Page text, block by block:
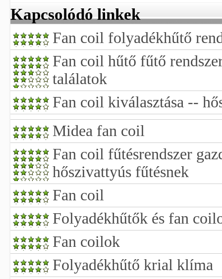
Kapcsolódó linkek
Fan coil folyadékhűtő
Fan coil hűtő fűtő
találatok
Fan coil kiválasztása --
Midea fan coil
Fan coil fűtésrendszer
hőszivattyús fűtésnek
Fan coil
Folyadékhűtők és fan
Fan coilok
Folyadékhűtő krial klíma